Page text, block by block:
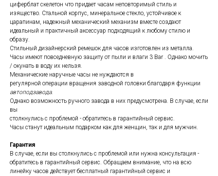
циферблат скелетон что придает часам неповторимый стиль и
изящество. Стальной корпус, минеральное стекло, устойчивое к
царапинам, надежный механический механизм вместе создают
идеальный и практичный аксессуар подходящий к любому стилю и
образу.
Стильный дизайнерский ремешок для часов изготовлен из металла.
Часы имеют повседневную защиту от пыли и влаги 3 Bar . Однако мочить
/ окунать в воду их нельзя.
Механические наручные часы не нуждаются в
регулярной операции вращения заводной головки благодаря функции
автоподзавода.
Однако возможность ручного завода в них предусмотрена. В случае, если
вы
столкнулись с проблемой - обратитесь в гарантийный сервис.
Часы станут идеальным подарком как для женщин, так и для мужчин.
Гарантия
В случае, если вы столкнулись с проблемой или нужна консультация -
обратитесь в гарантийный сервис. Обращаем внимание, что на всю
линейку часов действует бесплатный гарантийный сервис и